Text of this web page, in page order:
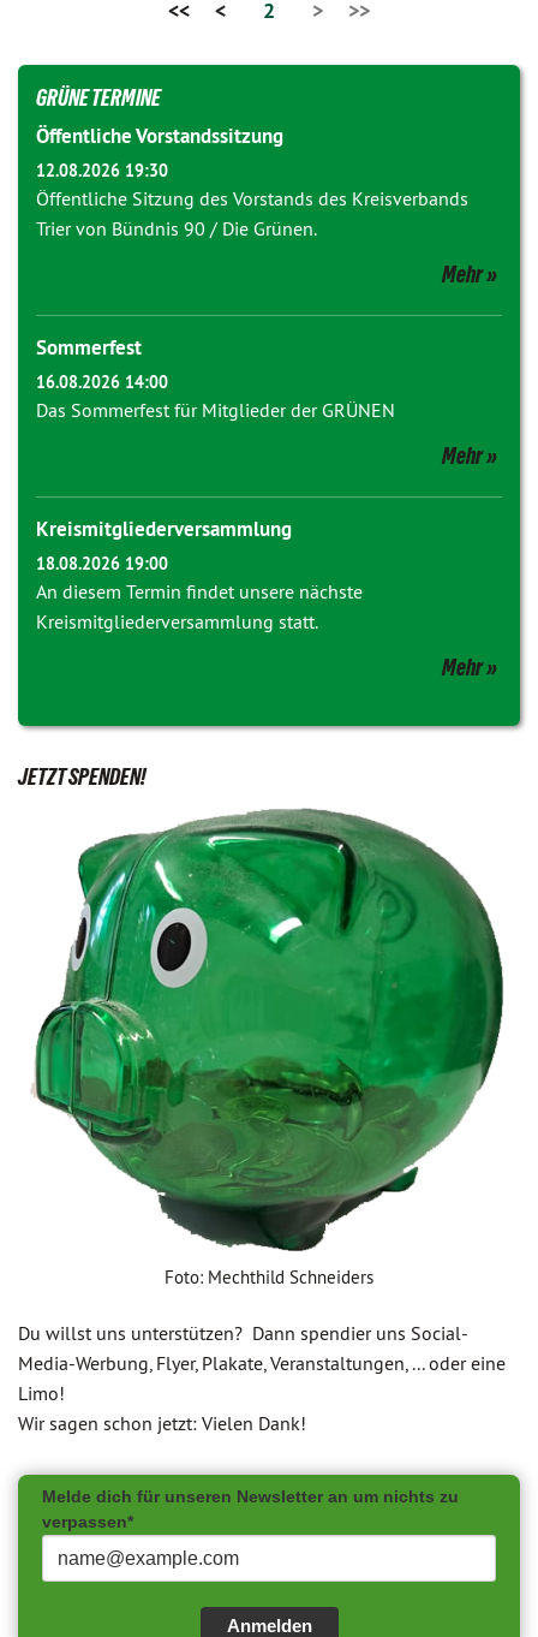
<< < 2 > >>
GRÜNE TERMINE
Öffentliche Vorstandssitzung
12.08.2026 19:30
Öffentliche Sitzung des Vorstands des Kreisverbands
Trier von Bündnis 90 / Die Grünen.
Mehr
Sommerfest
16.08.2026 14:00
Das Sommerfest für Mitglieder der GRÜNEN
Mehr
Kreismitgliederversammlung
18.08.2026 19:00
An diesem Termin findet unsere nächste
Kreismitgliederversammlung statt.
Mehr
JETZT SPENDEN!
Foto: Mechthild Schneiders
Du willst uns unterstützen? Dann spendier uns Social-
Media-Werbung, Flyer, Plakate, Veranstaltungen, ... oder eine
Limo!
Wir sagen schon jetzt: Vielen Dank!
Melde dich für unseren Newsletter an um nichts zu
verpassen*
Anmelden